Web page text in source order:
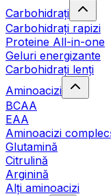
Carbohidrați
Carbohidrați rapizi
Proteine All-in-one
Geluri energizante
Carbohidrați lenți
Aminoacizi
BCAA
EAA
Aminoacizi
Glutamină
Citrulină
Arginină
Alți aminoacizi